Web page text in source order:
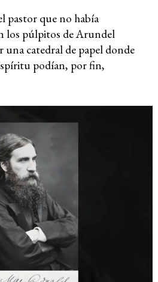
pastor que no había
los púlpitos de Arundel
una catedral de papel donde
podían, por fin,